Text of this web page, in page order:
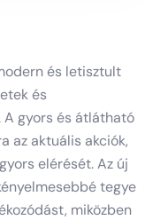
és letisztult
és
A gyors és átlátható
az aktuális akciók,
elérését. Az új
tegye
miközben